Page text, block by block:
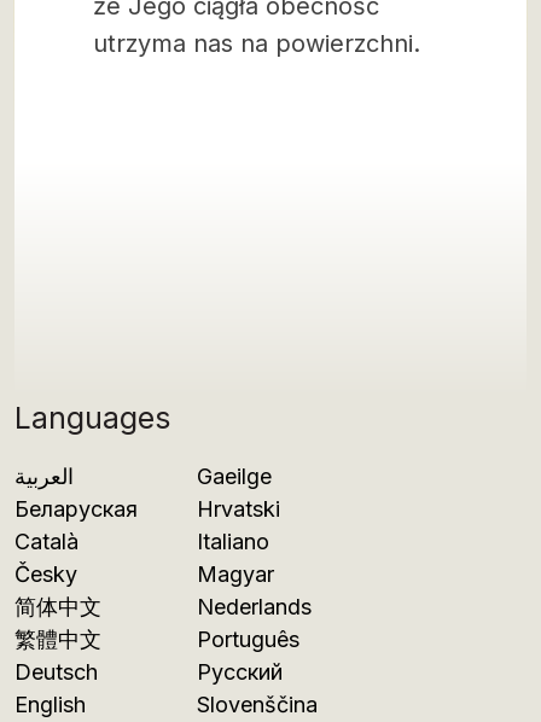
Languages
العربية
Беларуская
Català
Česky
简体中文
繁體中文
Deutsch
English
Gaeilge
Hrvatski
Italiano
Magyar
Nederlands
Português
Русский
Slovenščina
że Jego ciągła obecność
utrzyma nas na powierzchni.